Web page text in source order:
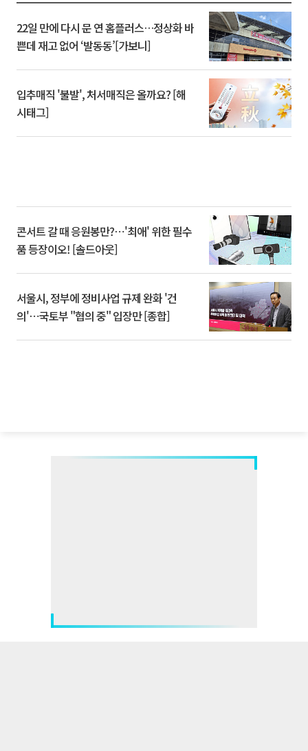
22일 만에 다시 문 연 홈플러스…정상화 바
쁜데 재고 없어 ‘발동동’[가보니]
입추매직 '불발', 처서매직은 올까요? [해
시태그]
콘서트 갈 때 응원봉만?⋯'최애' 위한 필수
품 등장이오! [솔드아웃]
서울시, 정부에 정비사업 규제 완화 '건
의'⋯국토부 "협의 중" 입장만 [종합]